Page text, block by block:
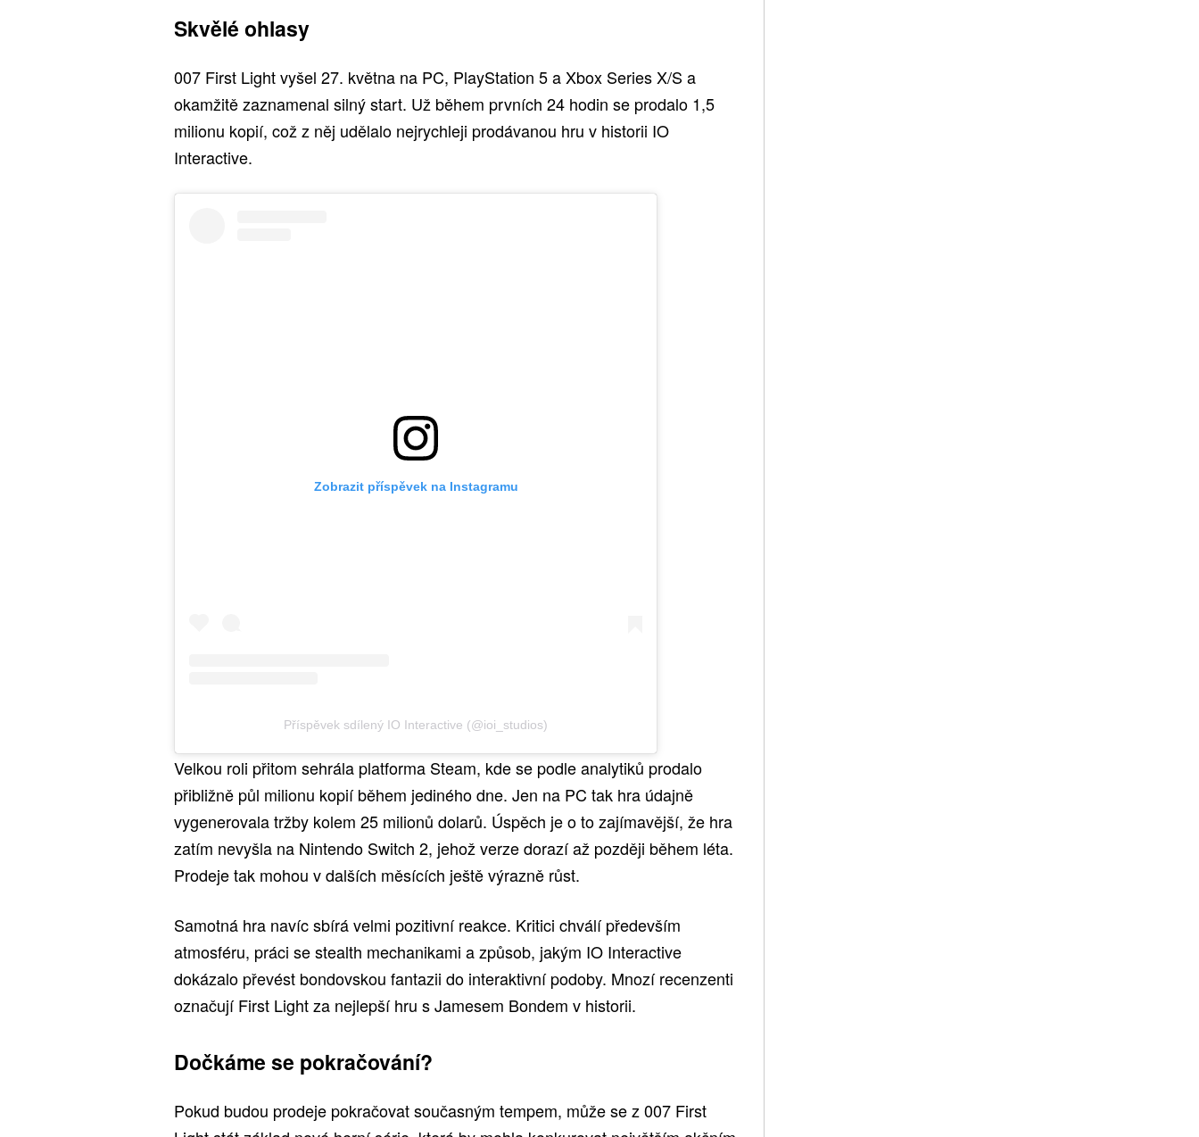
Skvělé ohlasy
007 First Light vyšel 27. května na PC, PlayStation 5 a Xbox Series X/S a
okamžitě zaznamenal silný start. Už během prvních 24 hodin se prodalo 1,5
milionu kopií, což z něj udělalo nejrychleji prodávanou hru v historii IO
Interactive.
Zobrazit příspěvek na Instagramu
Příspěvek sdílený IO Interactive (@ioi_studios)
Velkou roli přitom sehrála platforma Steam, kde se podle analytiků prodalo
přibližně půl milionu kopií během jediného dne. Jen na PC tak hra údajně
vygenerovala tržby kolem 25 milionů dolarů. Úspěch je o to zajímavější, že hra
zatím nevyšla na Nintendo Switch 2, jehož verze dorazí až později během léta.
Prodeje tak mohou v dalších měsících ještě výrazně růst.
Samotná hra navíc sbírá velmi pozitivní reakce. Kritici chválí především
atmosféru, práci se stealth mechanikami a způsob, jakým IO Interactive
dokázalo převést bondovskou fantazii do interaktivní podoby. Mnozí recenzenti
označují First Light za nejlepší hru s Jamesem Bondem v historii.
Dočkáme se pokračování?
Pokud budou prodeje pokračovat současným tempem, může se z 007 First